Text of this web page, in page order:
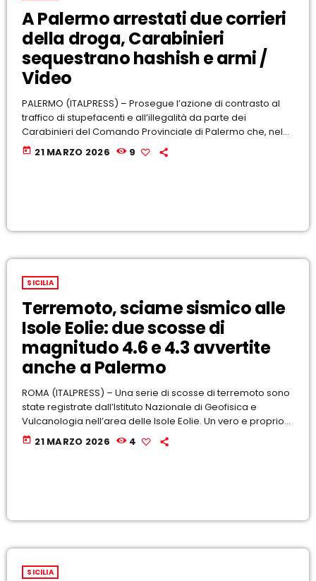
A Palermo arrestati due corrieri
della droga, Carabinieri
sequestrano hashish e armi /
Video
PALERMO (ITALPRESS) – Prosegue l’azione di contrasto al
traffico di stupefacenti e all’illegalità da parte dei
Carabinieri del Comando Provinciale di Palermo che, nel
quartiere Oreto – Villagrazia, hanno messo a segno
l’arresto di due corrieri della droga e, in via Villa Rosato,
today 21 MARZO 2026 9
SICILIA
Terremoto, sciame sismico alle
Isole Eolie: due scosse di
magnitudo 4.6 e 4.3 avvertite
anche a Palermo
ROMA (ITALPRESS) – Una serie di scosse di terremoto sono
state registrate dall’Istituto Nazionale di Geofisica e
Vulcanologia nell’area delle Isole Eolie. Un vero e proprio
sciame sismisco con epicentro in mare che ha interessato
l’arcipelago, con oltre una decine di movimenti tellurici. La
today 21 MARZO 2026 4
SICILIA